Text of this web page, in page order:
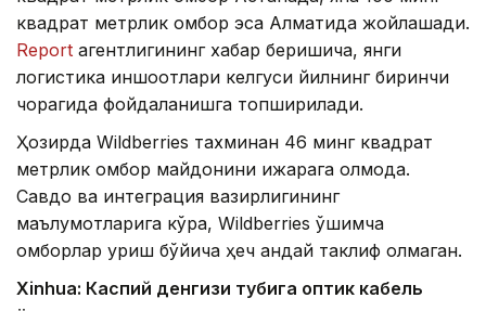
квадрат метрлик омбор эса Алматида жойлашади.
Report агентлигининг хабар беришича, янги
логистика иншоотлари келгуси йилнинг биринчи
чорагида фойдаланишга топширилади.
Ҳозирда Wildberries тахминан 46 минг квадрат
метрлик омбор майдонини ижарага олмоқда.
Савдо ва интеграция вазирлигининг
маълумотларига кўра, Wildberries қўшимча
омборлар қуриш бўйича ҳеч қандай таклиф олмаган.
Xinhuа: Каспий денгизи тубига оптик кабель